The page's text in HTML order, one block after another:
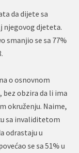
da dijete sa
djeteta.
smanjio se sa 77%
o osnovnom
obzira da li ima
okruženju. Naime,
sa invaliditetom
odrastaju u
se sa 51% u